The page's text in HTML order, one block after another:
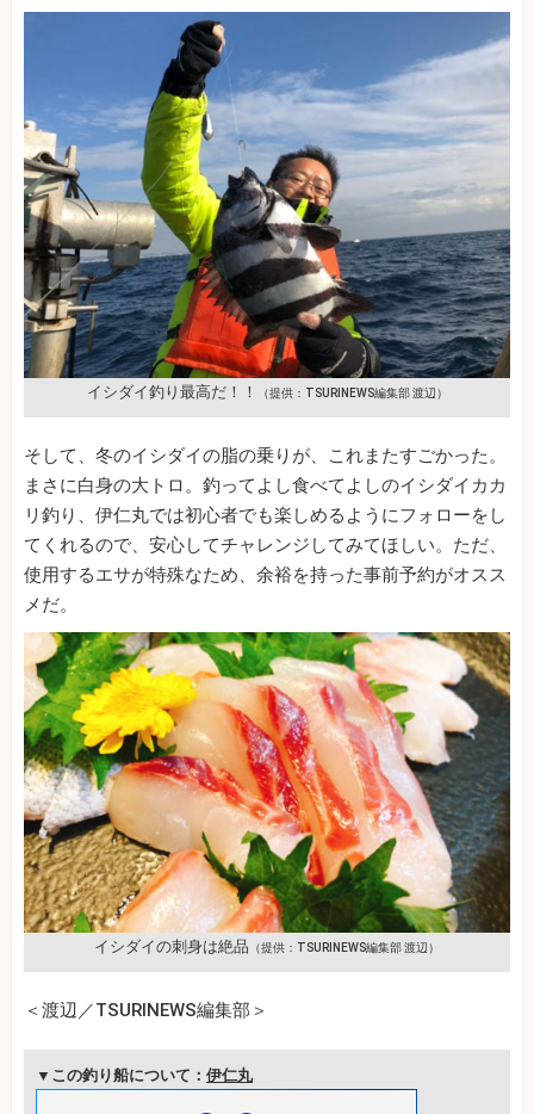
イシダイ釣り最高だ！！ （提供：TSURINEWS編集部 渡辺）
そして、冬のイシダイの脂の乗りが、これまたすごかった。
まさに白身の大トロ。釣ってよし食べてよしのイシダイカカ
リ釣り、伊仁丸では初心者でも楽しめるようにフォローをし
てくれるので、安心してチャレンジしてみてほしい。ただ、
使用するエサが特殊なため、余裕を持った事前予約がオスス
メだ。
イシダイの刺身は絶品 （提供：TSURINEWS編集部 渡辺）
＜渡辺／TSURINEWS編集部＞
▼この釣り船について： 伊仁丸